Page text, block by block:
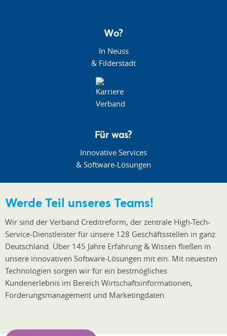
Wo?
In Neuss
& Filderstadt
Für was?
Innovative Services
& Software-Lösungen
Werde Teil unseres Teams!
Wir sind der Verband Creditreform, der zentrale High-Tech-
Service-Dienstleister für unsere 128 Geschäftsstellen in ganz
Deutschland. Über 145 Jahre Erfahrung & Wissen fließen in
unsere innovativen Software-Lösungen mit ein. Mit neuesten
Technologien sorgen wir für ein bestmögliches
Kundenerlebnis im Bereich Wirtschaftsinformationen,
Forderungsmanagement und Marketingdaten.